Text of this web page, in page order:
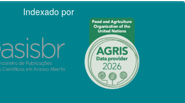
Indexado por